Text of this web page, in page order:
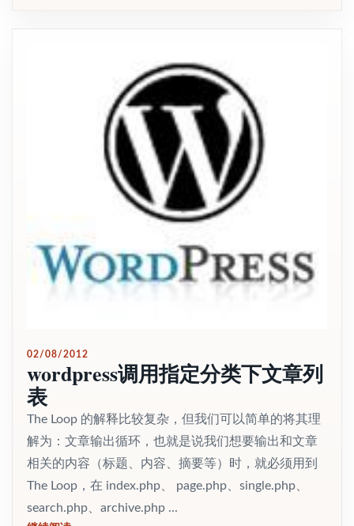
02/08/2012
wordpress调用指定分类下文章列
表
The Loop 的解释比较复杂，但我们可以简单的将其理
解为：文章输出循环，也就是说我们想要输出和文章
相关的内容（标题、内容、摘要等）时，就必须用到
The Loop，在 index.php、 page.php、single.php、
search.php、archive.php ...